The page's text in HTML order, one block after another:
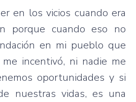
en los vicios cuando era
porque cuando eso no
en mi pueblo que
incentivó, ni nadie me
oportunidades y si
nuestras vidas, es una